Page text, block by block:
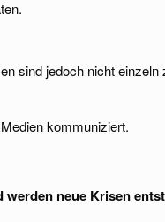
sind jedoch nicht
kommuniziert.
neue Krisen